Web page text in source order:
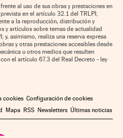
al uso de sus obras y prestaciones en
en el artículo 32.1 del TRLPI;
a la reproducción, distribución y
y artículos sobre temas de actualidad
asimismo, realiza una reserva expresa
y otras prestaciones accesibles desde
u otros medios que resulten
el artículo 67.3 del Real Decreto - ley
cookies Configuración de cookies
Mapa RSS Newsletters Últimas noticias